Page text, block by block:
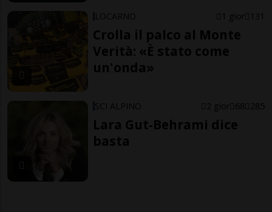
LOCARNO 1 gior 131
Crolla il palco al Monte
Verità: «È stato come
un'onda»
SCI ALPINO 2 gior 68 285
Lara Gut-Behrami dice
basta